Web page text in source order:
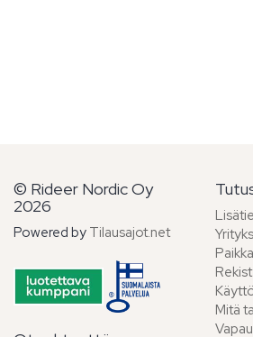
© Rideer Nordic Oy
2026
Powered by Tilausajot.net
Mitä